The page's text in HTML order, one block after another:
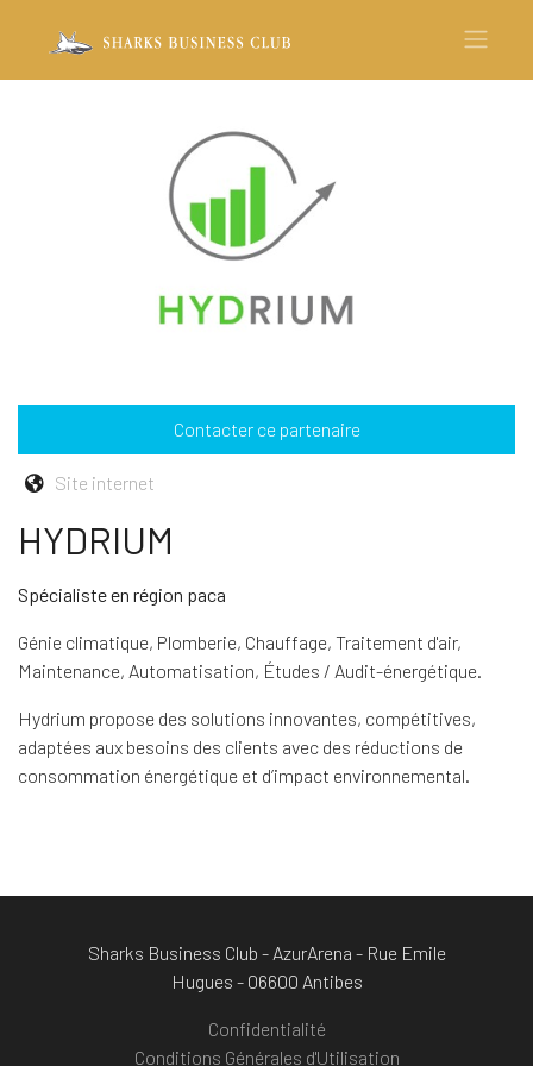
Contacter ce partenaire
Site internet
HYDRIUM
Spécialiste en région paca
Génie climatique, Plomberie, Chauffage, Traitement d'air,
Maintenance, Automatisation, Études / Audit-énergétique.
Hydrium propose des solutions innovantes, compétitives,
adaptées aux besoins des clients avec des réductions de
consommation énergétique et d’impact environnemental.
Sharks Business Club - AzurArena - Rue Emile
Hugues - 06600 Antibes
Confidentialité
Conditions Générales d'Utilisation